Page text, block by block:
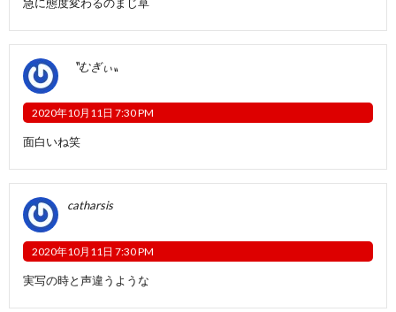
〝むぎぃ〟
2020年10月11日 7:30 PM
面白いね笑
catharsis
2020年10月11日 7:30 PM
実写の時と声違うような